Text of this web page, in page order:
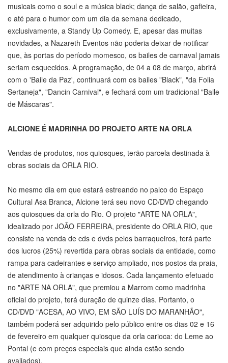
musicais como o soul e a música black; dança de salão, gafieira,
e até para o humor com um dia da semana dedicado,
exclusivamente, a Standy Up Comedy. E, apesar das muitas
novidades, a Nazareth Eventos não poderia deixar de notificar
que, às portas do período momesco, os bailes de carnaval jamais
seriam esquecidos. A programação, de 04 a 08 de março, abrirá
com o 'Baile da Paz', continuará com os bailes "Black", "da Folia
Sertaneja", "Dancin Carnival", e fechará com um tradicional "Baile
de Máscaras".
ALCIONE É MADRINHA DO PROJETO ARTE NA ORLA
Vendas de produtos, nos quiosques, terão parcela destinada à
obras sociais da ORLA RIO.
No mesmo dia em que estará estreando no palco do Espaço
Cultural Asa Branca, Alcione terá seu novo CD/DVD chegando
aos quiosques da orla do Rio. O projeto "ARTE NA ORLA",
idealizado por JOÃO FERREIRA, presidente do ORLA RIO, que
consiste na venda de cds e dvds pelos barraqueiros, terá parte
dos lucros (25%) revertida para obras sociais da entidade, como
rampa para cadeirantes e serviço ampliado, nos postos da praia,
de atendimento à crianças e idosos. Cada lançamento efetuado
no "ARTE NA ORLA", que premiou a Marrom como madrinha
oficial do projeto, terá duração de quinze dias. Portanto, o
CD/DVD "ACESA, AO VIVO, EM SÃO LUÍS DO MARANHÃO",
também poderá ser adquirido pelo público entre os dias 02 e 16
de fevereiro em qualquer quiosque da orla carioca: do Leme ao
Pontal (e com preços especiais que ainda estão sendo
avaliados).